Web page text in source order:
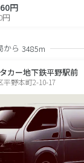
円
円
から 3485m
カー地下鉄平野駅前
平野本町2-10-17